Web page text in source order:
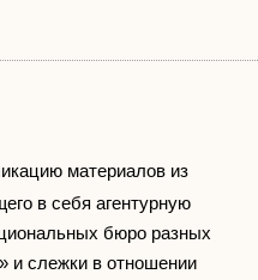
материалов из
в себя агентурную
бюро разных
и слежки в отношении